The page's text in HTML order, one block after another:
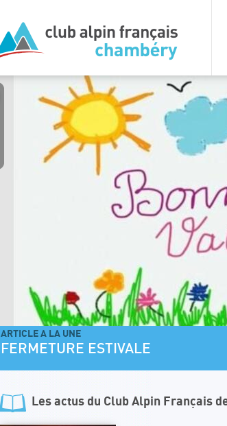
ARTICLE A LA UNE
FERMETURE ESTIVALE
Les actus du Club Alpin Français